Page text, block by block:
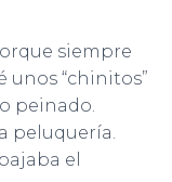
siempre
unos “chinitos”
peinado.
peluquería.
el